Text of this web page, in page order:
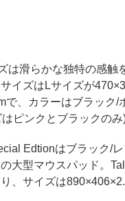
は滑らかな独特の感触
イズはLサイズが
で、カラーはブラック/
ピンクとブラックのみ)
Edtionはブラック/
大型マウスパッド。
、サイズは